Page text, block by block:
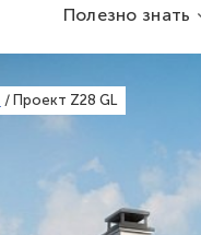
Полезно знать
/ Проект Z28 GL